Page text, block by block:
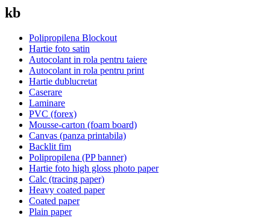
kb
Polipropilena Blockout
Hartie foto satin
Autocolant in rola pentru taiere
Autocolant in rola pentru print
Hartie dublucretat
Caserare
Laminare
PVC (forex)
Mousse-carton (foam board)
Canvas (panza printabila)
Backlit fim
Polipropilena (PP banner)
Hartie foto high gloss photo paper
Calc (tracing paper)
Heavy coated paper
Coated paper
Plain paper